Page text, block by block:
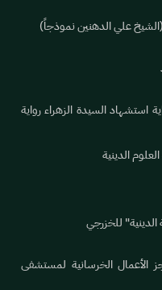
علي الدهنين نموذجاً)
استشهاد السيدة الزهراء رواية
الدينية
الدينية" للخزرجي
الأعمال الخرسانية لمستشفى